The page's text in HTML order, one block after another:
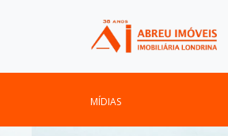
MÍDIAS